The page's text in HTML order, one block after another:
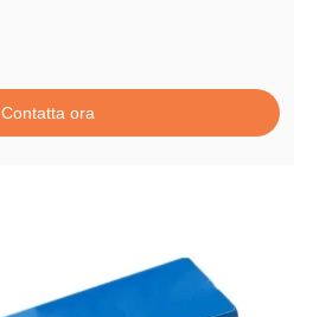
Contatta ora